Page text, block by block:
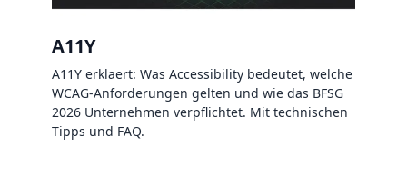
A11Y
A11Y erklaert: Was Accessibility bedeutet, welche
WCAG-Anforderungen gelten und wie das BFSG
2026 Unternehmen verpflichtet. Mit technischen
Tipps und FAQ.